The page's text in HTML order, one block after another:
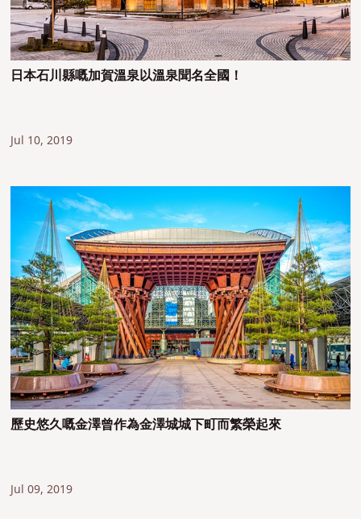
日本石川縣嘅加賀溫泉以溫泉聞名全國！
Jul 10, 2019
歷史悠久嘅金澤曾作為金澤城城下町而繁榮起來
Jul 09, 2019